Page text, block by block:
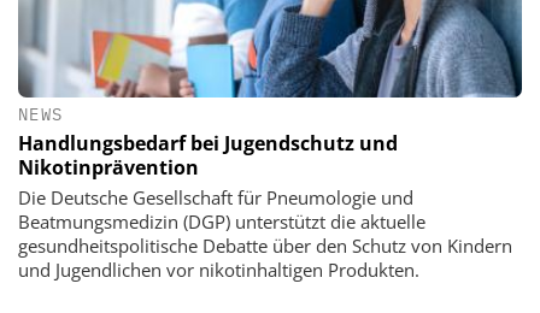
NEWS
Handlungsbedarf bei Jugendschutz und
Nikotinprävention
Die Deutsche Gesellschaft für Pneumologie und
Beatmungsmedizin (DGP) unterstützt die aktuelle
gesundheitspolitische Debatte über den Schutz von Kindern
und Jugendlichen vor nikotinhaltigen Produkten.